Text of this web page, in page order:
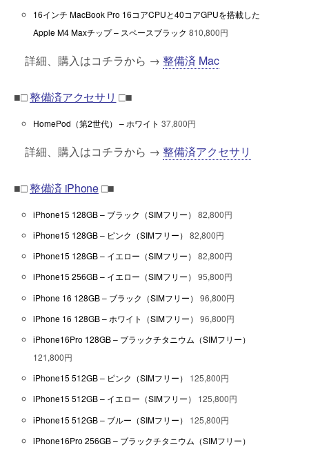
16インチ MacBook Pro 16コアCPUと40コアGPUを搭載した
Apple M4 Maxチップ – スペースブラック 810,800円
詳細、購入はコチラから → 整備済 Mac
■□整備済アクセサリ □■
HomePod（第2世代） – ホワイト 37,800円
詳細、購入はコチラから → 整備済アクセサリ
■□整備済 iPhone□■
iPhone15 128GB – ブラック（SIMフリー） 82,800円
iPhone15 128GB – ピンク（SIMフリー） 82,800円
iPhone15 128GB – イエロー（SIMフリー） 82,800円
iPhone15 256GB – イエロー（SIMフリー） 95,800円
iPhone 16 128GB – ブラック（SIMフリー） 96,800円
iPhone 16 128GB – ホワイト（SIMフリー） 96,800円
iPhone16Pro 128GB – ブラックチタニウム（SIMフリー）
121,800円
iPhone15 512GB – ピンク（SIMフリー）
125,800円
iPhone15 512GB – イエロー（SIMフリー）
125,800円
iPhone15 512GB – ブルー（SIMフリー）
125,800円
iPhone16Pro 256GB – ブラックチタニウム（SIMフリー）